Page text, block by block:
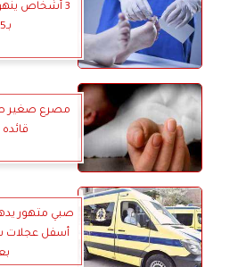
3 أشخاص
بـ5 طعنات
مصرع صغير
قائده
صبي متهور
أسفل عجلات